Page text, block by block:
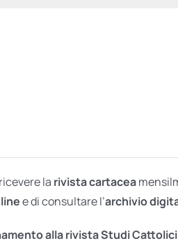
la rivista cartacea
e di consultare l’archivio
alla rivista Studi Cattolici